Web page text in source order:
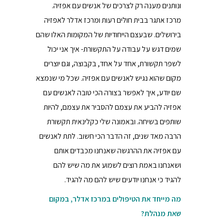
ונותנים מענה רק לצרכים של אנשים עם אפזיה.
מרכז אתגר בבית חולים רעות ומרכז אדלר לאפזיה
בירושלים. שבעצם הייחודיות של המקומות האלו שהם
שמים דגש על עבודה על התקשורת- איך אני יכול
לשפר תקשורת, אחד על אחד, בקבוצה, וגם יוצרים
מקום שהוא נגיש לאנשים עם אפזיה. שכל מי שנמצא
שם יודע, איך לאפשר בצורה הכי טובה לאנשים עם
אפזיה להביע את עצמם להסביר את עצמם, להיות
שותפים בשיחה. ובאמונה שלי כקלינאית תקשורת
הרבה מאד שנים, זה הדבר הכי חשוב. לתת לאנשים
עם אפזיה את ההרגשה שאנחנו מכבדים אותם
ושאנחנו באמת רוצים לשמוע את מה שיש להם
להגיד כי אנחנו יודעים שיש להם מה להגיד.
מה מייחד את הטיפולים במרכז אדלר, במקום
שאת מנהלת?